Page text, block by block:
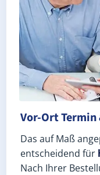
Vor-Ort Termin
Das auf Maß
entscheidend für
Nach Ihrer